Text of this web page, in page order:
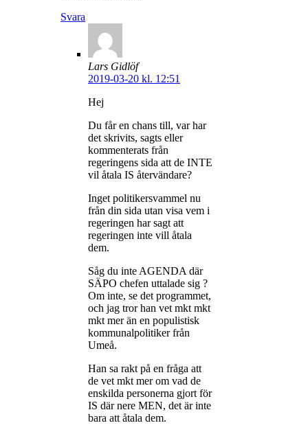
Svara
Lars Gidlöf
2019-03-20 kl. 12:51
Hej
Du får en chans till, var har
det skrivits, sagts eller
kommenterats från
regeringens sida att de INTE
vil åtala IS återvändare?
Inget politikersvammel nu
från din sida utan visa vem i
regeringen har sagt att
regeringen inte vill åtala
dem.
Såg du inte AGENDA där
SÄPO chefen uttalade sig ?
Om inte, se det programmet,
och jag tror han vet mkt mkt
mkt mer än en populistisk
kommunalpolitiker från
Umeå.
Han sa rakt på en fråga att
de vet mkt mer om vad de
enskilda personerna gjort för
IS där nere MEN, det är inte
bara att åtala dem.